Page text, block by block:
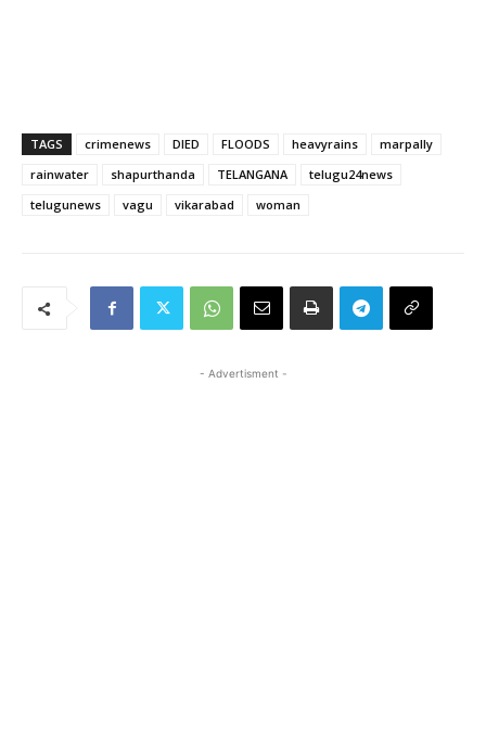
TAGS crimenews DIED FLOODS heavyrains
marpally
rainwater
shapurthanda TELANGANA
telugu24news
telugunews
vagu vikarabad woman
- Advertisment -